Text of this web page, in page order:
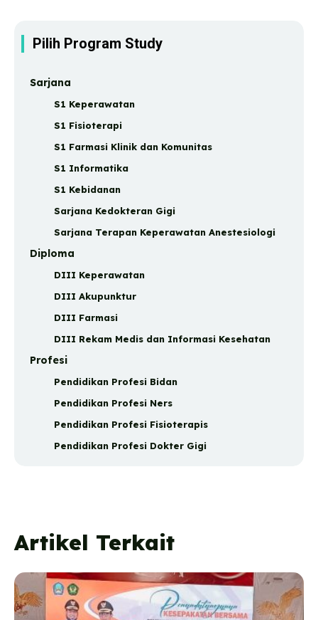
Pilih Program Study
Sarjana
S1 Keperawatan
S1 Fisioterapi
S1 Farmasi Klinik dan Komunitas
S1 Informatika
S1 Kebidanan
Sarjana Kedokteran Gigi
Sarjana Terapan Keperawatan Anestesiologi
Diploma
DIII Keperawatan
DIII Akupunktur
DIII Farmasi
DIII Rekam Medis dan Informasi Kesehatan
Profesi
Pendidikan Profesi Bidan
Pendidikan Profesi Ners
Pendidikan Profesi Fisioterapis
Pendidikan Profesi Dokter Gigi
Artikel Terkait